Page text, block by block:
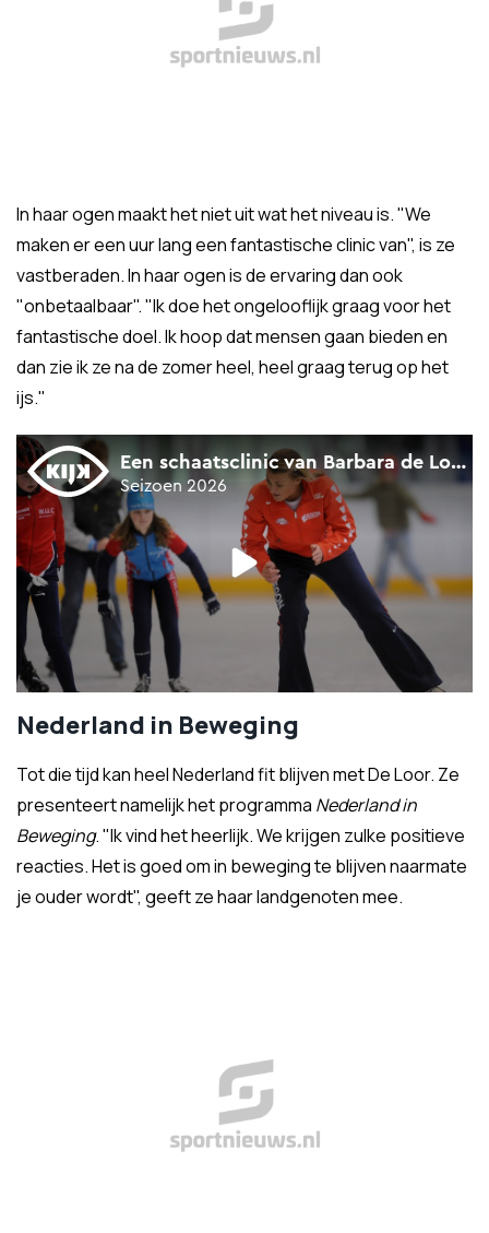
In haar ogen maakt het niet uit wat het niveau is. "We
maken er een uur lang een fantastische clinic van", is ze
vastberaden. In haar ogen is de ervaring dan ook
"onbetaalbaar". "Ik doe het ongelooflijk graag voor het
fantastische doel. Ik hoop dat mensen gaan bieden en
dan zie ik ze na de zomer heel, heel graag terug op het
ijs."
Nederland in Beweging
Tot die tijd kan heel Nederland fit blijven met De Loor. Ze
presenteert namelijk het programma Nederland in
Beweging. "Ik vind het heerlijk. We krijgen zulke positieve
reacties. Het is goed om in beweging te blijven naarmate
je ouder wordt", geeft ze haar landgenoten mee.